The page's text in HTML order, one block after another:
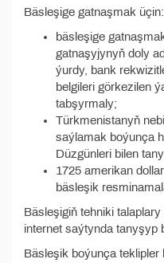
Bäsleşige gatnaşmak üçin:
bäsleşige
gatnaşyjynyň doly
ýurdy, bank
belgileri görkezilen
tabşyrmaly;
Türkmenistanyň
saýlamak boýunça
Düzgünleri bilen
1725 amerikan
bäsleşik
Bäsleşigiň tehniki
internet saýtynda tanyşyp
Bäsleşik boýunça teklipler